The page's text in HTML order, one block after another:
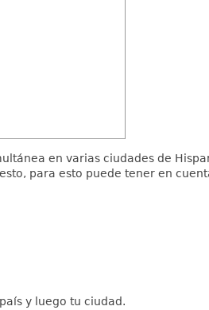
en varias ciudades de
para esto puede tener en
y luego tu ciudad.